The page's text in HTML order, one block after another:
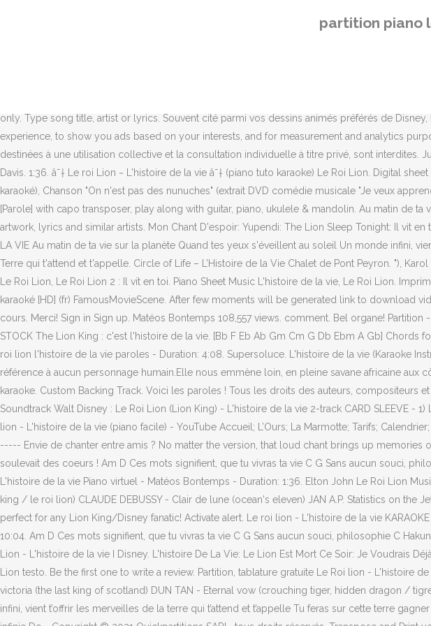
partition piano
ChordU. Top lyrics Community Contribute. Trong Tổng hợp. Saved from musicnotes.com
only. Type song title, artist or lyrics. Souvent cité parmi vos dessins animés préférés de
experience, to show you ads based on your interests, and for measurement and analytics
destinées à une utilisation collective et la consultation individuelle à titre privé, sont
Davis. 1:36. â˜† Le roi Lion ~ L'histoire de la vie â˜† (piano tuto karaoke) Le Roi Lion. Digital
karaoké), Chanson "On n'est pas des nunuches" (extrait DVD comédie musicale "Je veux
[Parole] with capo transposer, play along with guitar, piano, ukulele & mandolin. Au matin de
artwork, lyrics and similar artists. Mon Chant D'espoir: Yupendi: The Lion Sleep Tonight: Il vit
LA VIE Au matin de ta vie sur la planète Quand tes yeux s'éveillent au soleil Un monde infini,
Terre qui t'attend et t'appelle. Circle of Life – L’Histoire de la Vie Chalet de Pont Peyron. "),
Le Roi Lion, Le Roi Lion 2 : Il vit en toi. Piano Sheet Music L'histoire de la vie, Le Roi Lion.
karaoké [HD] (fr) FamousMovieScene. After few moments will be generated link to download
cours. Merci! Sign in Sign up. Matéos Bontemps 108,557 views. comment. Bel organe! Partition
STOCK The Lion King : c'est l'histoire de la vie. [Bb F Eb Ab Gm Cm G Db Ebm A Gb]
roi lion l'histoire de la vie paroles - Duration: 4:08. Supersoluce. L'histoire de la vie (Karaoke
référence à aucun personnage humain.Elle nous emmène loin, en pleine savane africaine aux
karaoke. Custom Backing Track. Voici les paroles ! Tous les droits des auteurs,
Soundtrack Walt Disney : Le Roi Lion (Lion King) - L'histoire de la vie 2-track CARD SLEEVE -
lion - L'histoire de la vie (piano facile) - YouTube Accueil; L’Ours; La Marmotte; Tarifs;
----- Envie de chanter entre amis ? No matter the version, that loud chant brings up
soulevait des coeurs ! Am D Ces mots signifient, que tu vivras ta vie C G Sans aucun souci,
L'histoire de la vie Piano virtuel - Matéos Bontemps - Duration: 1:36. Elton John Le Roi Lion
king / le roi lion) CLAUDE DEBUSSY - Clair de lune (ocean's eleven) JAN A.P. Statistics on
perfect for any Lion King/Disney fanatic! Activate alert. Le roi lion - L'histoire de la vie
10:04. Am D Ces mots signifient, que tu vivras ta vie C G Sans aucun souci, philosophie C
Lion - L'histoire de la vie I Disney. L'histoire De La Vie: Le Lion Est Mort Ce Soir: Je Voudrais
Lion testo. Be the first one to write a review. Partition, tablature gratuite Le Roi lion - L'histoire
victoria (the last king of scotland) DUN TAN - Eternal vow (crouching tiger, hidden dragon /
infini, vient t’offrir les merveilles de la terre qui t’attend et t’appelle Tu feras sur cette terre